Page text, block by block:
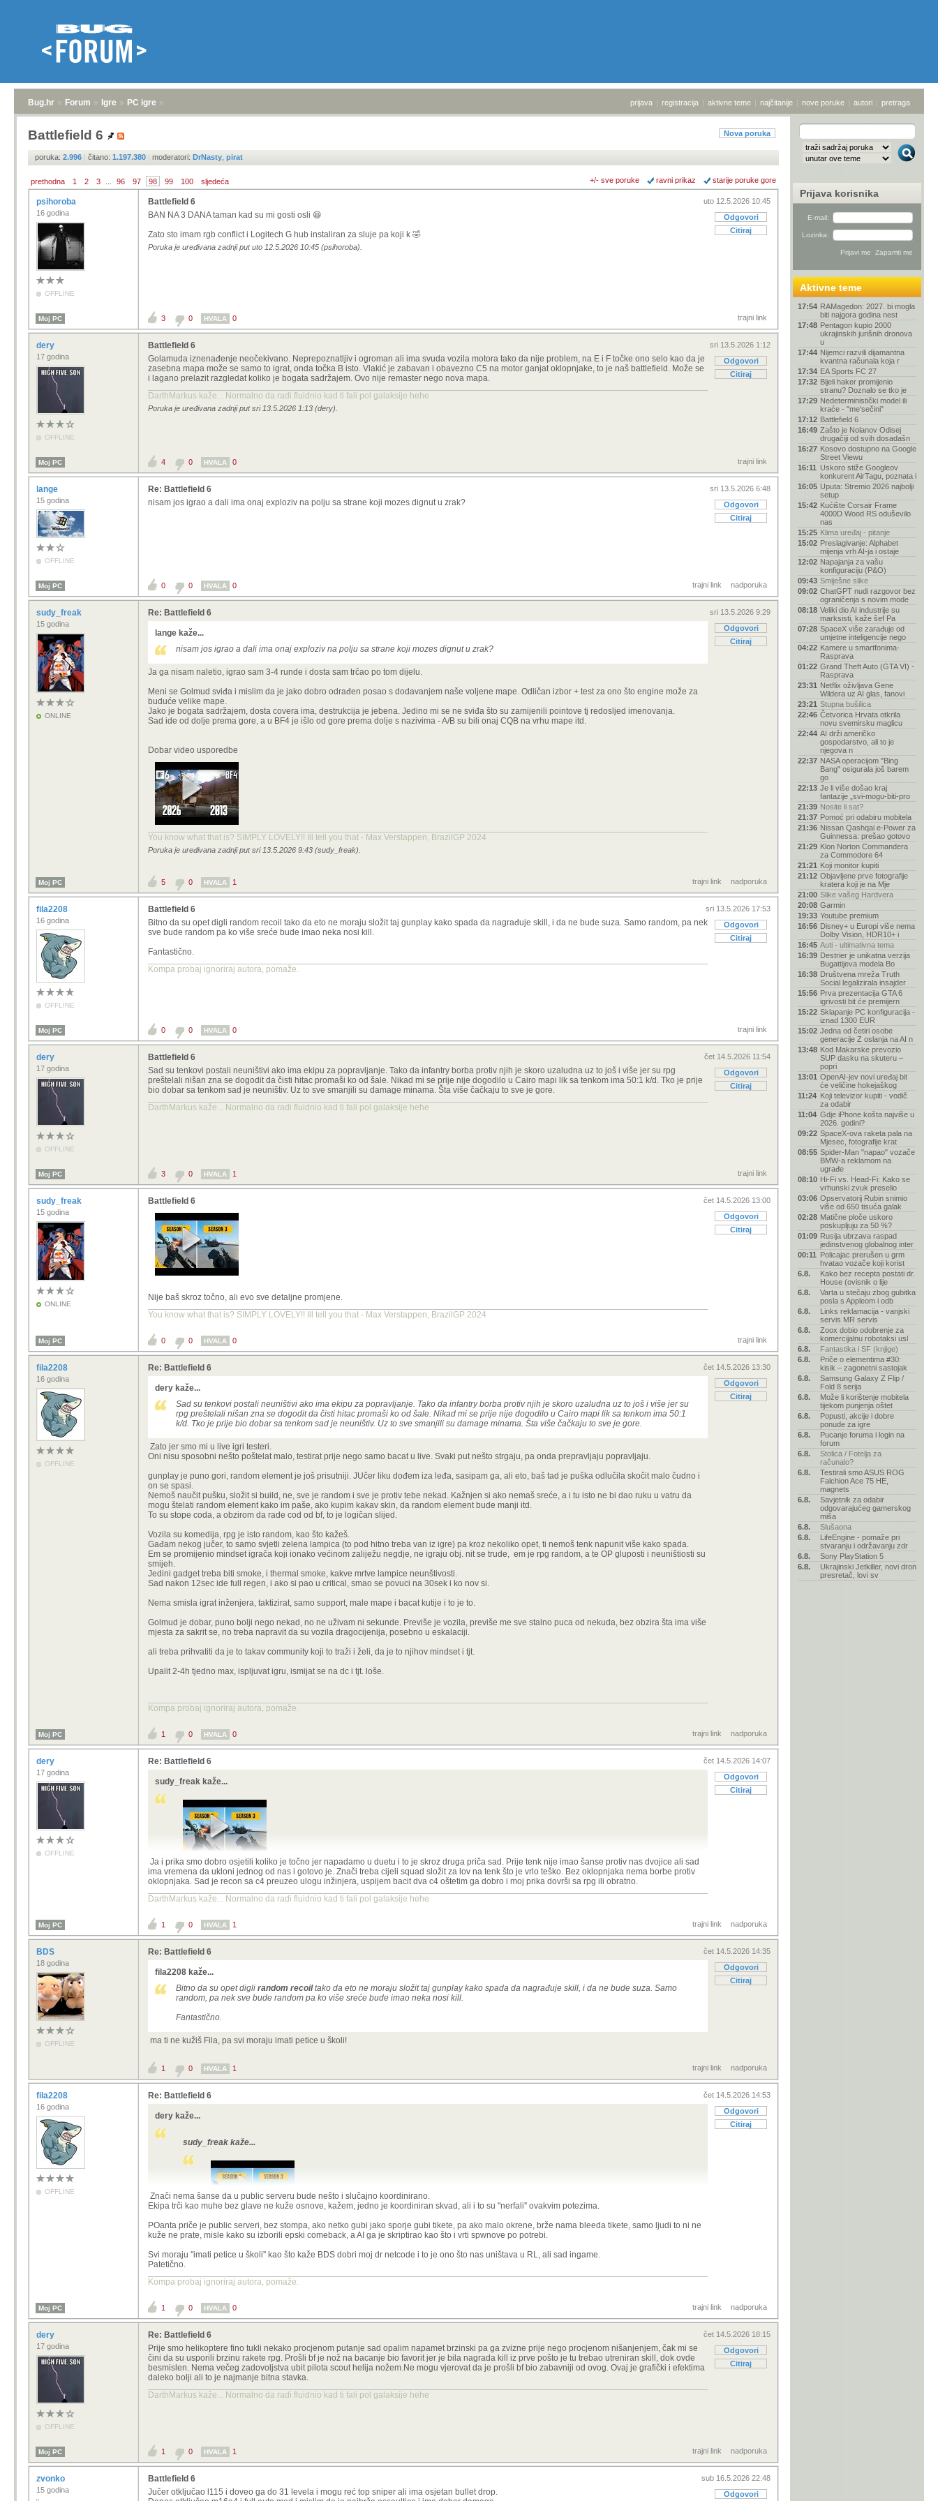
Bug.hr » Forum » Igre » PC igre » prijava | registracija | aktivne teme | najčitanije | nove poruke | autori | pretraga
Nova poruka
Battlefield 6
poruka: 2.996 | čitano: 1.197.380 | moderatori: DrNasty pirat
prethodna 1 2 3 96 97 98 99 100 sljedeća +/- sve poruke ravni prikaz starije poruke gore
psihoroba
16 godina
OFFLINE
uto 12.5.2026 10:45
Odgovori
Citiraj
Battlefield 6
BAN NA 3 DANA taman kad su mi gosti osli 😆
Zato sto imam rgb conflict i Logitech G hub instaliran za sluje pa koji k 🤣
Poruka je uređivana zadnji put uto 12.5.2026 10:45 (psihoroba).
Moj PC trajni link
3 0 HVALA 0
dery
17 godina
OFFLINE
sri 13.5.2026 1:12
Odgovori
Citiraj
Battlefield 6
Golamuda iznenađenje neočekivano. Neprepoznatljiv i ogroman ali ima svuda vozila motora tako da nije problem, na E i F točke ono selo kao da je
zasebna mapa može se samo to igrat, onda točka B isto. Vlakić je zabavan i obavezno C5 na motor ganjat oklopnjake, to je naš battlefield. Može se
i lagano prelazit razgledat koliko je bogata sadržajem. Ovo nije remaster nego nova mapa.
DarthMarkus kaže... Normalno da radi fluidnio kad ti fali pol galaksije hehe
Poruka je uređivana zadnji put sri 13.5.2026 1:13 (dery).
Moj PC trajni link
4 0 HVALA 0
lange
15 godina
OFFLINE
sri 13.5.2026 6:48
Odgovori
Citiraj
Re: Battlefield 6
nisam jos igrao a dali ima onaj exploziv na polju sa strane koji mozes dignut u zrak?
Moj PC trajni link nadporuka
0 0 HVALA 0
sudy_freak
15 godina
ONLINE
sri 13.5.2026 9:29
Odgovori
Citiraj
Re: Battlefield 6
lange kaže...
nisam jos igrao a dali ima onaj exploziv na polju sa strane koji mozes dignut u zrak?
Ja ga nisam naletio, igrao sam 3-4 runde i dosta sam trčao po tom dijelu.
Meni se Golmud sviđa i mislim da je jako dobro odrađen posao s dodavanjem naše voljene mape. Odličan izbor + test za ono što engine može za
buduće velike mape.
Jako je bogata sadržajem, dosta covera ima, destrukcija je jebena. Jedino mi se ne sviđa što su zamijenili pointove tj redosljed imenovanja.
Sad ide od dolje prema gore, a u BF4 je išlo od gore prema dolje s nazivima - A/B su bili onaj CQB na vrhu mape itd.
Dobar video usporedbe
You know what that is? SIMPLY LOVELY!! Ill tell you that - Max Verstappen, BrazilGP 2024
Poruka je uređivana zadnji put sri 13.5.2026 9:43 (sudy_freak).
Moj PC trajni link nadporuka
5 0 HVALA 1
fila2208
16 godina
OFFLINE
sri 13.5.2026 17:53
Odgovori
Citiraj
Battlefield 6
Bitno da su opet digli random recoil tako da eto ne moraju složit taj gunplay kako spada da nagrađuje skill, i da ne bude suza. Samo random, pa nek
sve bude random pa ko više sreće bude imao neka nosi kill.
Fantastično.
Kompa probaj ignoriraj autora, pomaže.
Moj PC trajni link
0 0 HVALA 0
dery
17 godina
OFFLINE
čet 14.5.2026 11:54
Odgovori
Citiraj
Battlefield 6
Sad su tenkovi postali neuništivi ako ima ekipu za popravljanje. Tako da infantry borba protiv njih je skoro uzaludna uz to još i više jer su rpg
preštelali nišan zna se dogodit da čisti hitac promaši ko od šale. Nikad mi se prije nije dogodilo u Cairo mapi lik sa tenkom ima 50:1 k/d. Tko je prije
bio dobar sa tenkom sad je neuništiv. Uz to sve smanjili su damage minama. Šta više čačkaju to sve je gore.
DarthMarkus kaže... Normalno da radi fluidnio kad ti fali pol galaksije hehe
Moj PC trajni link
3 0 HVALA 1
sudy_freak
15 godina
ONLINE
čet 14.5.2026 13:00
Odgovori
Citiraj
Battlefield 6
Nije baš skroz točno, ali evo sve detaljne promjene.
You know what that is? SIMPLY LOVELY!! Ill tell you that - Max Verstappen, BrazilGP 2024
Moj PC trajni link
0 0 HVALA 0
fila2208
16 godina
OFFLINE
čet 14.5.2026 13:30
Odgovori
Citiraj
Re: Battlefield 6
dery kaže...
Sad su tenkovi postali neuništivi ako ima ekipu za popravljanje. Tako da infantry borba protiv njih je skoro uzaludna uz to još i više jer su
rpg preštelali nišan zna se dogodit da čisti hitac promaši ko od šale. Nikad mi se prije nije dogodilo u Cairo mapi lik sa tenkom ima 50:1
k/d. Tko je prije bio dobar sa tenkom sad je neuništiv. Uz to sve smanjili su damage minama. Šta više čačkaju to sve je gore.
Zato jer smo mi u live igri testeri.
Oni nisu sposobni nešto poštelat malo, testirat prije nego samo bacat u live. Svaki put nešto strgaju, pa onda prepravljaju popravljaju.
gunplay je puno gori, random element je još prisutniji. JUčer liku dođem iza leđa, sasipam ga, ali eto, baš tad je puška odlučila skočit malo čudno i
on se spasi.
Nemoš naučit pušku, složit si build, ne, sve je random i sve je protiv tebe nekad. Kažnjen si ako nemaš sreće, a i tu isto ne bi dao ruku u vatru da
mogu štelati random element kako im paše, ako kupim kakav skin, da random element bude manji itd.
To su stope coda, a obzirom da rade cod od bf, to je logičan slijed.
Vozila su komedija, rpg je isto random, kao što kažeš.
Gađam nekog jučer, to samo svjetli zelena lampica (to pod hitno treba van iz igre) pa kroz nekoliko opet, ti nemoš tenk napunit više kako spada.
Em se promijenio mindset igrača koji ionako većinom zaliježu negdje, ne igraju obj. nit se trude, em je rpg random, a te OP gluposti i neuništiosti su
smijeh.
Jedini gadget treba biti smoke, i thermal smoke, kakve mrtve lampice neunštivosti.
Sad nakon 12sec ide full regen, i ako si pao u critical, smao se povuci na 30sek i ko nov si.
Nema smisla igrat inženjera, taktizirat, samo support, male mape i bacat kutije i to je to.
Golmud je dobar, puno bolji nego nekad, no ne uživam ni sekunde. Previše je vozila, previše me sve stalno puca od nekuda, bez obzira šta ima više
mjesta za sakrit se, no treba napravit da su vozila dragocijenija, posebno u eskalaciji.
ali treba prihvatiti da je to takav community koji to traži i želi, da je to njihov mindset i tjt.
Upalit 2-4h tjedno max, ispljuvat igru, ismijat se na dc i tjt. loše.
Kompa probaj ignoriraj autora, pomaže.
Moj PC trajni link nadporuka
1 0 HVALA 0
dery
17 godina
OFFLINE
čet 14.5.2026 14:07
Odgovori
Citiraj
Re: Battlefield 6
sudy_freak kaže...
Nije baš skroz točno, ali evo sve detaljne promjene.
Ja i prika smo dobro osjetili koliko je točno jer napadamo u duetu i to je skroz druga priča sad. Prije tenk nije imao šanse protiv nas dvojice ali sad
ima vremena da ukloni jednog od nas i gotovo je. Znači treba cijeli squad složit za lov na tenk što je vrlo teško. Bez oklopnjaka nema borbe protiv
oklopnjaka. Sad je recon sa c4 preuzeo ulogu inžinjera, uspijem bacit dva c4 oštetim ga dobro i moj prika dovrši sa rpg ili obratno.
DarthMarkus kaže... Normalno da radi fluidnio kad ti fali pol galaksije hehe
Moj PC trajni link nadporuka
1 0 HVALA 1
BDS
18 godina
OFFLINE
čet 14.5.2026 14:35
Odgovori
Citiraj
Re: Battlefield 6
fila2208 kaže...
Bitno da su opet digli random recoiltako da eto ne moraju složit taj gunplay kako spada da nagrađuje skill, i da ne bude suza. Samo
random, pa nek sve bude random pa ko više sreće bude imao neka nosi kill.
Fantastično.
ma ti ne kužiš Fila, pa svi moraju imati petice u školi!
trajni link nadporuka
1 0 HVALA 1
fila2208
16 godina
OFFLINE
čet 14.5.2026 14:53
Odgovori
Citiraj
Re: Battlefield 6
dery kaže...
sudy_freak kaže...
Ja i prika smo dobro osjetili koliko je točno jer napadamo u duetu i to je skroz druga priča sad. Prije tenk nije imao šanse protiv nas
dvojice ali sad ima vremena da ukloni jednog od nas i gotovo je. Znači treba cijeli squad složit za lov na tenk što je vrlo teško. Bez
oklopnjaka nema borbe protiv oklopnjaka. Sad je recon sa c4 preuzeo ulogu inžinjera, uspijem bacit dva c4 oštetim ga dobro i moj prika
Znači nema šanse da u public serveru bude nešto i slučajno koordinirano.
Ekipa trči kao muhe bez glave ne kuže osnove, kažem, jedno je koordiniran skvad, ali i to su ''nerfali'' ovakvim potezima.
POanta priče je public serveri, bez stompa, ako netko gubi jako sporje gubi tikete, pa ako malo okrene, brže nama bleeda tikete, samo ljudi to ni ne
kuže ne prate, misle kako su izborili epski comeback, a AI ga je skriptirao kao što i vrti spwnove po potrebi.
Svi moraju ''imati petice u školi'' kao što kaže BDS dobri moj dr netcode i to je ono što nas uništava u RL, ali sad ingame.
Patetično.
Kompa probaj ignoriraj autora, pomaže.
Moj PC trajni link nadporuka
1 0 HVALA 0
dery
17 godina
OFFLINE
čet 14.5.2026 18:15
Odgovori
Citiraj
Re: Battlefield 6
Prije smo helikoptere fino tukli nekako procjenom putanje sad opalim napamet brzinski pa ga zvizne prije nego procjenom nišanjenjem, čak mi se
čini da su usporili brzinu rakete rpg. Prošli bf je nož na bacanje bio favorit jer je bila nagrada kill iz prve pošto je tu trebao utreniran skill, dok ovde
besmislen. Nema večeg zadovoljstva ubit pilota scout helija nožem.Ne mogu vjerovat da je prošli bf bio zabavniji od ovog. Ovaj je grafički i efektima
daleko bolji ali to je najmanje bitna stavka.
DarthMarkus kaže... Normalno da radi fluidnio kad ti fali pol galaksije hehe
Moj PC trajni link nadporuka
1 0 HVALA 1
zvonko
15 godina
sub 16.5.2026 22:48
Odgovori
Battlefield 6
Jučer otključao l115 i doveo ga do 31 levela i mogu reć top sniper ali ima osjetan bullet drop.
Prijava korisnika
E-mail:
Lozinka:
Aktivne teme
17:54 RAMagedon: 2027. bi mogla
biti najgora godina nest
17:48 Pentagon kupio 2000
ukrajinskih jurišnih dronova
u
17:44 Nijemci razvili dijamantna
kvantna računala koja r
17:34 EA Sports FC 27
17:32 Bijeli haker promijenio
stranu? Doznalo se tko je
17:29 Nedeterministički model ili
kraće - "me'sečini"
17:12 Battlefield 6
16:49 Zašto je Nolanov Odisej
drugačiji od svih dosadašn
16:27 Kosovo dostupno na Google
Street Viewu
16:11 Uskoro stiže Googleov
konkurent AirTagu, poznata i
16:05 Uputa: Stremio 2026 najbolji
setup
15:42 Kućište Corsair Frame
4000D Wood RS oduševilo
nas
15:25 Klima uređaj - pitanje
15:02 Preslagivanje: Alphabet
mijenja vrh AI-ja i ostaje
12:02 Napajanja za vašu
konfiguraciju (P&O)
09:43 Smiješne slike
09:02 ChatGPT nudi razgovor bez
ograničenja s novim mode
08:18 Veliki dio AI industrije su
marksisti, kaže šef Pa
07:28 SpaceX više zarađuje od
umjetne inteligencije nego
04:22 Kamere u smartfonima-
Rasprava
01:22 Grand Theft Auto (GTA VI) -
Rasprava
23:31 Netflix oživljava Gene
Wildera uz AI glas, fanovi
23:21 Stupna bušilica
22:46 Četvorica Hrvata otkrila
novu svemirsku maglicu
22:44 AI drži američko
gospodarstvo, ali to je
njegova n
22:37 NASA operacijom "Bing
Bang" osigurala još barem
go
22:13 Je li više došao kraj
fantazije „svi-mogu-biti-pro
21:39 Nosite li sat?
21:37 Pomoć pri odabiru mobitela
21:36 Nissan Qashqai e-Power za
Guinnessa: prešao gotovo
21:29 Klon Norton Commandera
za Commodore 64
21:21 Koji monitor kupiti
21:12 Objavljene prve fotografije
kratera koji je na Mje
21:00 Slike vašeg Hardvera
20:08 Garmin
19:33 Youtube premium
16:56 Disney+ u Europi više nema
Dolby Vision, HDR10+ i
16:45 Auti - ultimativna tema
16:39 Destrier je unikatna verzija
Bugattijeva modela Bo
16:38 Društvena mreža Truth
Social legalizirala insajder
15:56 Prva prezentacija GTA 6
igrivosti bit će premijern
15:22 Sklapanje PC konfiguracija -
iznad 1300 EUR
15:02 Jedna od četiri osobe
generacije Z oslanja na AI n
13:48 Kod Makarske prevozio
SUP dasku na skuteru –
popri
13:01 OpenAI-jev novi uređaj bit
će veličine hokejaškog
11:24 Koji televizor kupiti - vodič
za odabir
11:04 Gdje iPhone košta najviše u
2026. godini?
09:22 SpaceX-ova raketa pala na
Mjesec, fotografije krat
08:55 Spider-Man "napao" vozače
BMW-a reklamom na
ugrađe
08:10 Hi-Fi vs. Head-Fi: Kako se
vrhunski zvuk preselio
03:06 Opservatorij Rubin snimio
više od 650 tisuća galak
02:28 Matične ploče uskoro
poskupljuju za 50 %?
01:09 Rusija ubrzava raspad
jedinstvenog globalnog inter
00:11 Policajac prerušen u grm
hvatao vozače koji korist
6.8.
Kako bez recepta postati dr.
House (ovisnik o lije
6.8.
Varta u stečaju zbog gubitka
posla s Appleom i odb
6.8.
Links reklamacija - vanjski
servis MR servis
6.8.
Zoox dobio odobrenje za
komercijalnu robotaksi usl
6.8.
Fantastika i SF (knjige)
6.8.
Priče o elementima #30:
kisik – zagonetni sastojak
6.8.
Samsung Galaxy Z Flip /
Fold 8 serija
6.8.
Može li korištenje mobitela
tijekom punjenja oštet
6.8.
Popusti, akcije i dobre
ponude za igre
6.8.
Pucanje foruma i login na
forum
6.8.
Stolica / Fotelja za
računalo?
6.8.
Testirali smo ASUS ROG
Falchion Ace 75 HE,
magnets
6.8.
Savjetnik za odabir
odgovarajućeg gamerskog
miša
6.8.
Slušaona
6.8.
LifeEngine - pomaže pri
stvaranju i održavanju zdr
6.8.
Sony PlayStation 5
6.8.
Ukrajinski Jetkiller, novi dron
presretač, lovi sv